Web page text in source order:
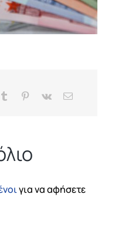
Tumblr Pinterest
Vk Email
για να αφήσετε